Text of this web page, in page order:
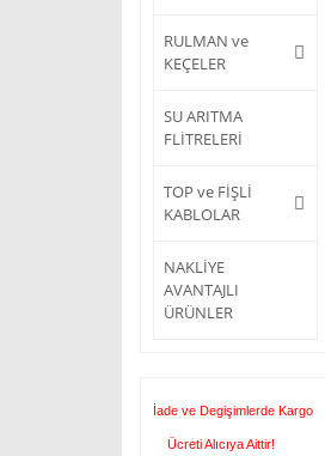
RULMAN ve
KEÇELER
SU ARITMA
FLİTRELERİ
TOP ve FİŞLİ
KABLOLAR
NAKLİYE
AVANTAJLI
ÜRÜNLER
İade ve Degişimlerde Kargo
Ücreti Alıcıya Aittir!